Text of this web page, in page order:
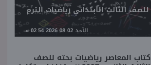
الثالث الابتدائي رياضيات الترم
الأحد 02-08-2026 02:54 مـ
كتاب المعاصر رياضيات بحته للصف